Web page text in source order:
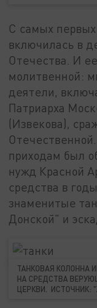
С самых
включилась в
Отечества. И
молитвенной:
деятели,
Патриарха
(Извекова),
приходам был
нужд Красной
средства в
знаменитые
Донской" и
ТАНКОВАЯ КОЛОННА
НА СРЕДСТВА
ЦЕРКВИ. ИСТОЧНИК: